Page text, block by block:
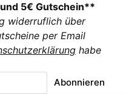
und 5€ Gutschein**
widerruflich über
per Email
habe
Abonnieren